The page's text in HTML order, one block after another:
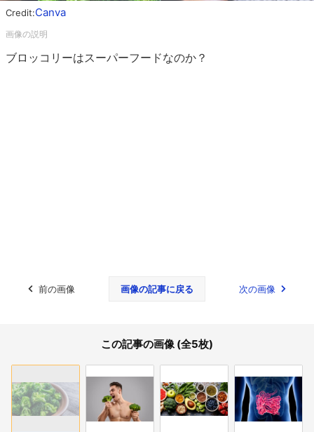
Credit:Canva
ブロッコリーはスーパーフードなのか？
前の画像 画像の記事に戻る 次の画像
この記事の画像 (全5枚)